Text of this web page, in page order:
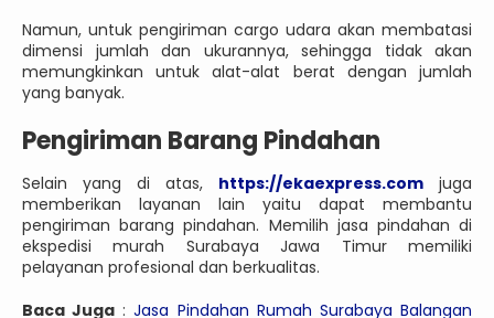
Namun, untuk pengiriman cargo udara akan membatasi
dimensi jumlah dan ukurannya, sehingga tidak akan
memungkinkan untuk alat-alat berat dengan jumlah
yang banyak.
Pengiriman Barang Pindahan
Selain yang di atas, https://ekaexpress.com juga
memberikan layanan lain yaitu dapat membantu
pengiriman barang pindahan. Memilih jasa pindahan di
ekspedisi murah Surabaya Jawa Timur memiliki
pelayanan profesional dan berkualitas.
Baca Juga :Jasa Pindahan Rumah Surabaya Balangan